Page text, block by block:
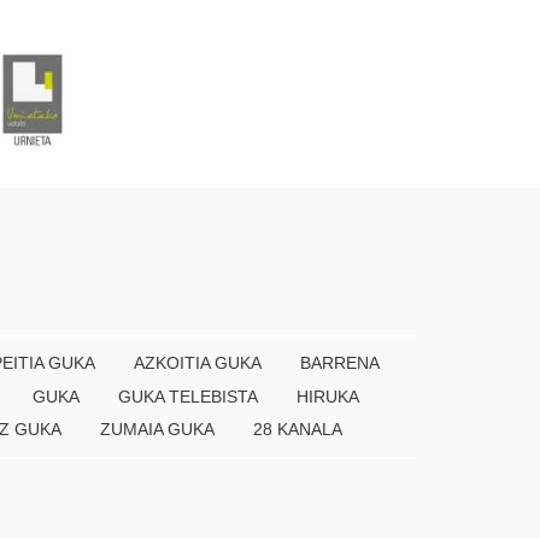
GUKA AZKOITIA GUKA
BARRENA
GUKA GUKA TELEBISTA
HIRUKA
GUKA ZUMAIA GUKA 28 KANALA